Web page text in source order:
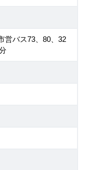
営バス73、80、32